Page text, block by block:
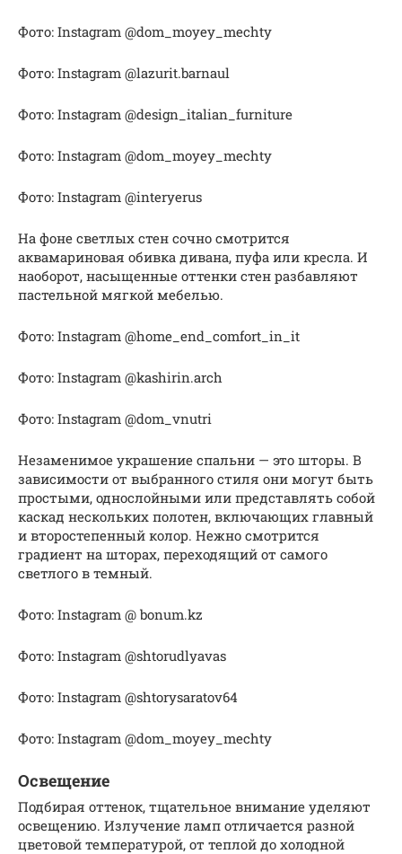
Фото: Instagram @dom_moyey_mechty
Фото: Instagram @lazurit.barnaul
Фото: Instagram @design_italian_furniture
Фото: Instagram @dom_moyey_mechty
Фото: Instagram @interyerus
На фоне светлых стен сочно смотрится
аквамариновая обивка дивана, пуфа или кресла. И
наоборот, насыщенные оттенки стен разбавляют
пастельной мягкой мебелью.
Фото: Instagram @home_end_comfort_in_it
Фото: Instagram @kashirin.arch
Фото: Instagram @dom_vnutri
Незаменимое украшение спальни — это шторы. В
зависимости от выбранного стиля они могут быть
простыми, однослойными или представлять собой
каскад нескольких полотен, включающих главный
и второстепенный колор. Нежно смотрится
градиент на шторах, переходящий от самого
светлого в темный.
Фото: Instagram @ bonum.kz
Фото: Instagram @shtorudlyavas
Фото: Instagram @shtorysaratov64
Фото: Instagram @dom_moyey_mechty
Освещение
Подбирая оттенок, тщательное внимание уделяют
освещению. Излучение ламп отличается разной
цветовой температурой, от теплой до холодной